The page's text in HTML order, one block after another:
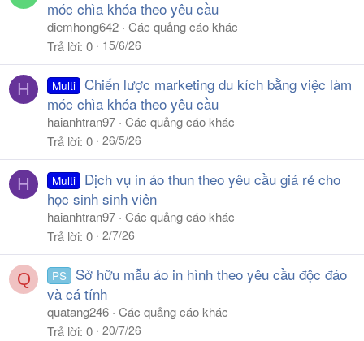
móc chìa khóa theo yêu cầu
diemhong642 Các quảng cáo khác
Trả lời 0 15/6/26
H Multi Chiến lược marketing du kích bằng việc làm
móc chìa khóa theo yêu cầu
haianhtran97 Các quảng cáo khác
Trả lời 0 26/5/26
H Multi
Dịch vụ in áo thun theo yêu cầu giá rẻ cho
học sinh sinh viên
haianhtran97 Các quảng cáo khác
Trả lời 0 2/7/26
Q PS
Sở hữu mẫu áo in hình theo yêu cầu độc đáo
và cá tính
quatang246 Các quảng cáo khác
Trả lời 0 20/7/26